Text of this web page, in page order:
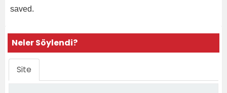
saved.
Neler Söylendi?
Site